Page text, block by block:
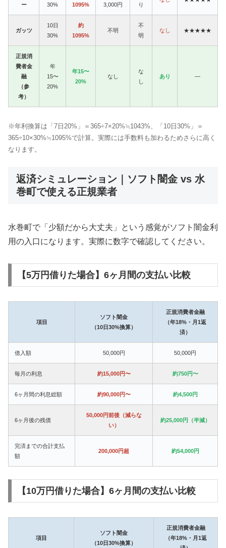
ー
30%
1095%
3,000円
り
ガッツ
10日
30%
約
1095%
不明
不
明
なし ★★★★★
正規消
費者金
融
（参
考）
年
15〜
20%
年15〜
20%
なし
な
し
あり —
※年利換算は「7日20%」＝365÷7×20%≒1043%、「10日30%」＝
365÷10×30%≒1095%で計算。実際には手数料も加わるためさらに高く
なります。
返済シミュレーション｜ソフト闇金 vs 水
巻町で使える正規業者
水巻町で「少額だから大丈夫」という感覚がソフト闇金利
用の入口になります。実際に数字で確認してください。
【5万円借りた場合】6ヶ月間の支払い比較
項目
ソフト闇金
（10日30%換算）
正規消費者金融
（年18%・月1返
済）
借入額 50,000円 50,000円
毎月の利息 約15,000円〜 約750円〜
6ヶ月間の利息総額 約90,000円〜 約4,500円
6ヶ月後の残債
50,000円前後（減らな
い）
約25,000円（半減）
完済までの合計支払
額
200,000円超 約54,000円
【10万円借りた場合】6ヶ月間の支払い比較
項目
ソフト闇金
（10日30%換算）
正規消費者金融
（年18%・月1返